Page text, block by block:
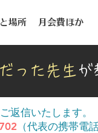
場所 月会費ほか
った先生 が
返信いたします。
（代表の携帯電